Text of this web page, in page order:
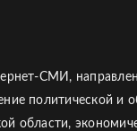
СМИ,
политической и
области,